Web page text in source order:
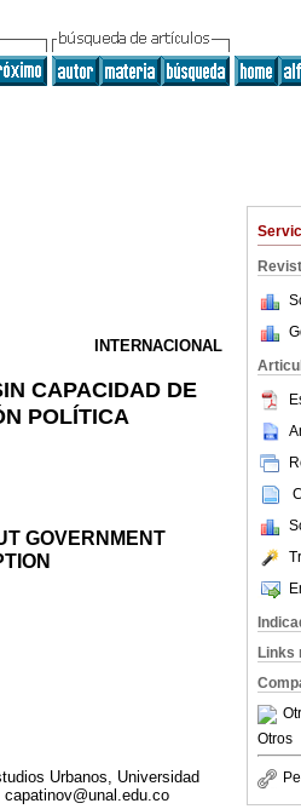
Links
Otros
INTERNACIONAL
CAPACIDAD DE
POLÍTICA
GOVERNMENT
Urbanos, Universidad